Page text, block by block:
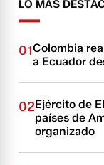
LO MÁS
01Colombia
a Ecuador
02Ejército de
países de
organizado